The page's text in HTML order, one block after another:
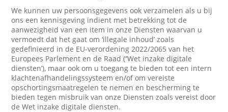
We kunnen uw persoonsgegevens ook verzamelen als u bij
ons een kennisgeving indient met betrekking tot de
aanwezigheid van een item in onze Diensten waarvan u
vermoedt dat het gaat om ‘illegale inhoud’ zoals
gedefinieerd in de EU-verordening 2022/2065 van het
Europees Parlement en de Raad (‘’Wet inzake digitale
diensten’), maar ook om u toegang te bieden tot een intern
klachtenafhandelingssysteem en/of om vereiste
opschortingsmaatregelen te nemen en bescherming te
bieden tegen misbruik van onze Diensten zoals vereist door
de Wet inzake digitale diensten.